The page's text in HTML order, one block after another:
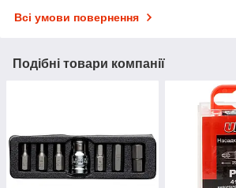
Всі умови повернення
Подібні товари компанії